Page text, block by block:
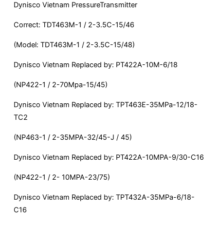
Dynisco Vietnam PressureTransmitter
Correct: TDT463M-1 / 2-3.5C-15/46
(Model: TDT463M-1 / 2-3.5C-15/48)
Dynisco Vietnam Replaced by: PT422A-10M-6/18
(NP422-1 / 2-70Mpa-15/45)
Dynisco Vietnam Replaced by: TPT463E-35MPa-12/18-
TC2
(NP463-1 / 2-35MPA-32/45-J / 45)
Dynisco Vietnam Replaced by: PT422A-10MPA-9/30-C16
(NP422-1 / 2- 10MPA-23/75)
Dynisco Vietnam Replaced by: TPT432A-35MPa-6/18-
C16